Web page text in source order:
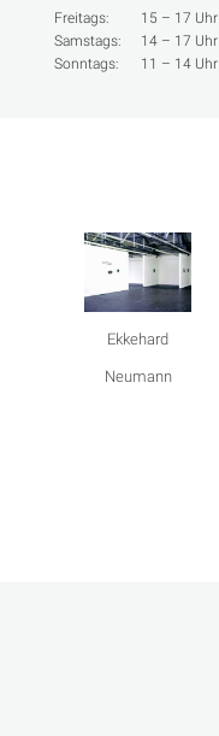
Freitags:
Samstags:
Sonntags:
15 – 17 Uhr
14 – 17 Uhr
11 – 14 Uhr
Ekkehard
Neumann